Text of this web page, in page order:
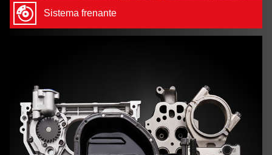
Sistema frenante